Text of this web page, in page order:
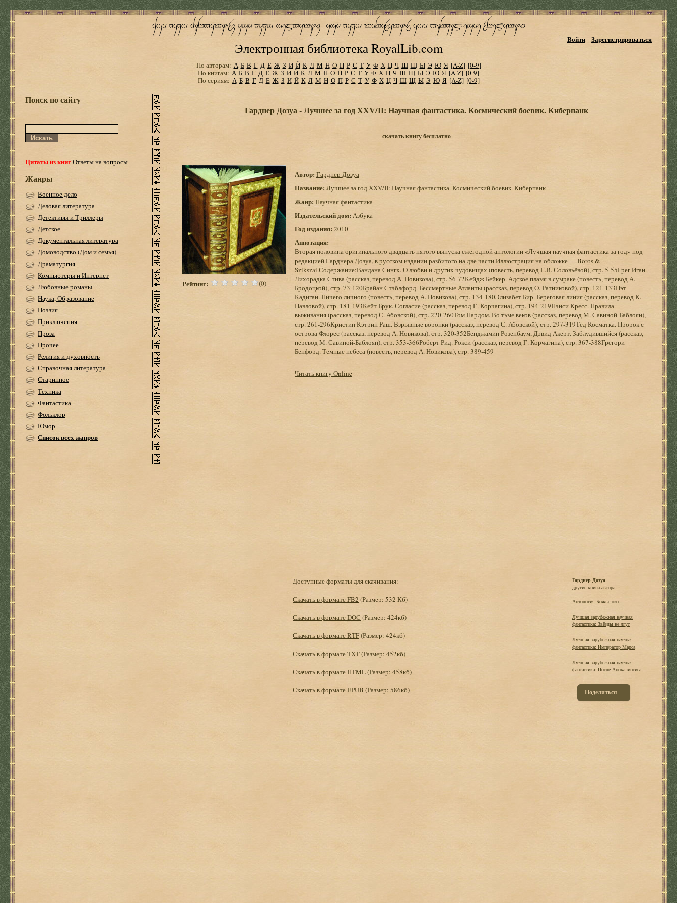
Электронная библиотека RoyalLib.com
Войти Зарегистрироваться
По авторам: А Б В Г Д Е Ж З И Й К Л М Н О П Р С Т У Ф Х Ц Ч Ш Щ Ы Э Ю Я [A-Z] [0-9]
По книгам: А Б В Г Д Е Ж З И Й К Л М Н О П Р С Т У Ф Х Ц Ч Ш Щ Ы Э Ю Я [A-Z] [0-9]
По сериям: А Б В Г Д Е Ж З И Й К Л М Н О П Р С Т У Ф Х Ц Ч Ш Щ Ы Э Ю Я [A-Z] [0-9]
Поиск по сайту
Цитаты из книгОтветы на вопросы
Жанры
Военное дело
Деловая литература
Детективы и Триллеры
Детское
Документальная литература
Домоводство (Дом и семья)
Драматургия
Компьютеры и Интернет
Любовные романы
Наука, Образование
Поэзия
Приключения
Проза
Прочее
Религия и духовность
Справочная литература
Старинное
Техника
Фантастика
Фольклор
Юмор
Список всех жанров
Гарднер Дозуа - Лучшее за год XXV/II: Научная фантастика. Космический боевик. Киберпанк
скачать книгу бесплатно
Рейтинг: (0)
Автор: Гарднер Дозуа
Название: Лучшее за год XXV/II: Научная фантастика. Космический боевик. Киберпанк
Жанр: Научная фантастика
Издательский дом: Азбука
Год издания: 2010
Аннотация:
Вторая половина оригинального двадцать пятого выпуска ежегодной антологии «Лучшая научная фантастика за год» под
редакцией Гарднера Дозуа, в русском издании разбитого на две части.Иллюстрация на обложке — Boros &
Szikszai.Содержание:Вандана Сингх. О любви и других чудовищах (повесть, перевод Г.В. Соловьёвой), стр. 5-55Грег Иган.
Лихорадка Стива (рассказ, перевод А. Новикова), стр. 56-72Кейдж Бейкер. Адское пламя в сумраке (повесть, перевод А.
Бродоцкой), стр. 73-120Брайан Стэблфорд. Бессмертные Атланты (рассказ, перевод О. Ратниковой), стр. 121-133Пэт
Кадиган. Ничего личного (повесть, перевод А. Новикова), стр. 134-180Элизабет Бир. Береговая линия (рассказ, перевод К.
Павловой), стр. 181-193Кейт Брук. Согласие (рассказ, перевод Г. Корчагина), стр. 194-219Нэнси Кресс. Правила
выживания (рассказ, перевод С. Абовской), стр. 220-260Том Пардом. Во тьме веков (рассказ, перевод М. Савиной-Баблоян),
стр. 261-296Кристин Кэтрин Раш. Взрывные воронки (рассказ, перевод С. Абовской), стр. 297-319Тед Косматка. Пророк с
острова Флорес (рассказ, перевод А. Новикова), стр. 320-352Бенджамин Розенбаум, Дэвид Акерт. Заблудившийся (рассказ,
перевод М. Савиной-Баблоян), стр. 353-366Роберт Рид. Рокси (рассказ, перевод Г. Корчагина), стр. 367-388Грегори
Бенфорд. Темные небеса (повесть, перевод А. Новикова), стр. 389-459
Читать книгу Online
Доступные форматы для скачивания:
Скачать в формате FB2 (Размер: 532 Кб)
Скачать в формате DOC (Размер: 424кб)
Скачать в формате RTF(Размер: 424кб)
Скачать в формате TXT(Размер: 452кб)
Скачать в формате HTML(Размер: 458кб)
Скачать в формате EPUB (Размер: 586кб)
Гарднер Дозуа
другие книги автора:
Антология Божье око
Лучшая зарубежная научная
фантастика: Звёзды не лгут
Лучшая зарубежная научная
фантастика: Император Марса
Лучшая зарубежная научная
фантастика: После Апокалипсиса
Поделиться